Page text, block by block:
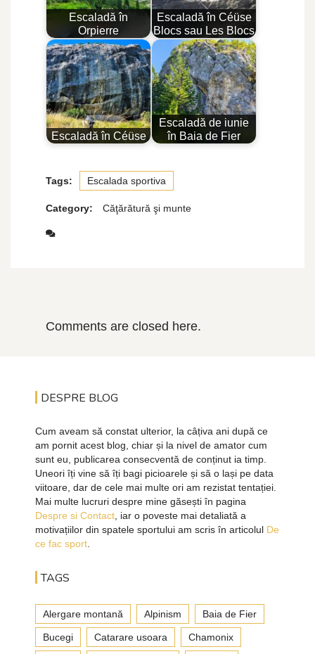
Escaladă în
Orpierre
Escaladă în Céüse
Blocs sau Les Blocs
Escaladă în Céüse
Escaladă de iunie
în Baia de Fier
Tags: Escalada sportiva
Category: Căţărătură şi munte
Comments are closed here.
DESPRE BLOG
Cum aveam să constat ulterior, la câțiva ani după ce
am pornit acest blog, chiar și la nivel de amator cum
sunt eu, publicarea consecventă de conținut ia timp.
Uneori îți vine să îți bagi picioarele și să o lași pe data
viitoare, dar de cele mai multe ori am rezistat tentației.
Mai multe lucruri despre mine găsești în pagina
Despre si Contact, iar o poveste mai detaliată a
motivațiilor din spatele sportului am scris în articolul De
ce fac sport.
TAGS
Alergare montană Alpinism Baia de Fier
Bucegi Catarare usoara Chamonix